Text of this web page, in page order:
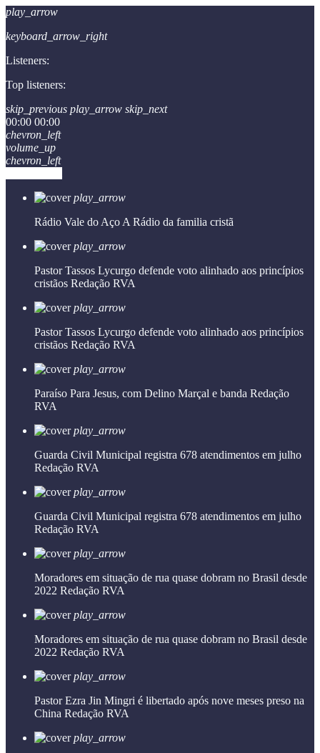
play_arrow
keyboard_arrow_right
Listeners:
Top listeners:
skip_previous play_arrow skip_next
00:00 00:00
chevron_left
volume_up
chevron_left
play_arrow
Rádio Vale do Aço A Rádio da familia cristã
play_arrow
Pastor Tassos Lycurgo defende voto alinhado aos princípios
cristãos Redação RVA
play_arrow
Pastor Tassos Lycurgo defende voto alinhado aos princípios
cristãos Redação RVA
play_arrow
Paraíso Para Jesus, com Delino Marçal e banda Redação
RVA
play_arrow
Guarda Civil Municipal registra 678 atendimentos em julho
Redação RVA
play_arrow
Guarda Civil Municipal registra 678 atendimentos em julho
Redação RVA
play_arrow
Moradores em situação de rua quase dobram no Brasil desde
2022 Redação RVA
play_arrow
Moradores em situação de rua quase dobram no Brasil desde
2022 Redação RVA
play_arrow
Pastor Ezra Jin Mingri é libertado após nove meses preso na
China Redação RVA
play_arrow